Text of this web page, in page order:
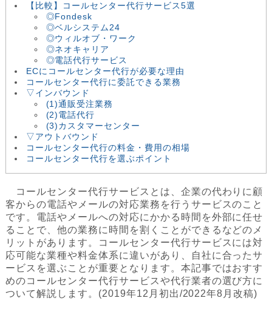
【比較】コールセンター代行サービス5選
◎Fondesk
◎ベルシステム24
◎ウィルオブ・ワーク
◎ネオキャリア
◎電話代行サービス
ECにコールセンター代行が必要な理由
コールセンター代行に委託できる業務
▽インバウンド
(1)通販受注業務
(2)電話代行
(3)カスタマーセンター
▽アウトバウンド
コールセンター代行の料金・費用の相場
コールセンター代行を選ぶポイント
コールセンター代行サービスとは、企業の代わりに顧
客からの電話やメールの対応業務を行うサービスのこと
です。電話やメールへの対応にかかる時間を外部に任せ
ることで、他の業務に時間を割くことができるなどのメ
リットがあります。コールセンター代行サービスには対
応可能な業種や料金体系に違いがあり、自社に合ったサ
ービスを選ぶことが重要となります。本記事ではおすす
めのコールセンター代行サービスや代行業者の選び方に
ついて解説します。(2019年12月初出/2022年8月改稿)